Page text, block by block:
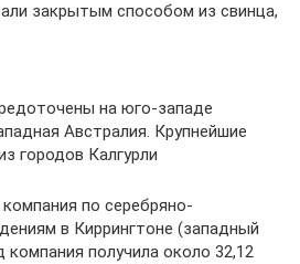
закрытым способом из свинца,
на юго-западе
Австралия. Крупнейшие
городов Калгурли
по серебряно-
в Киррингтоне (западный
компания получила около 32,12